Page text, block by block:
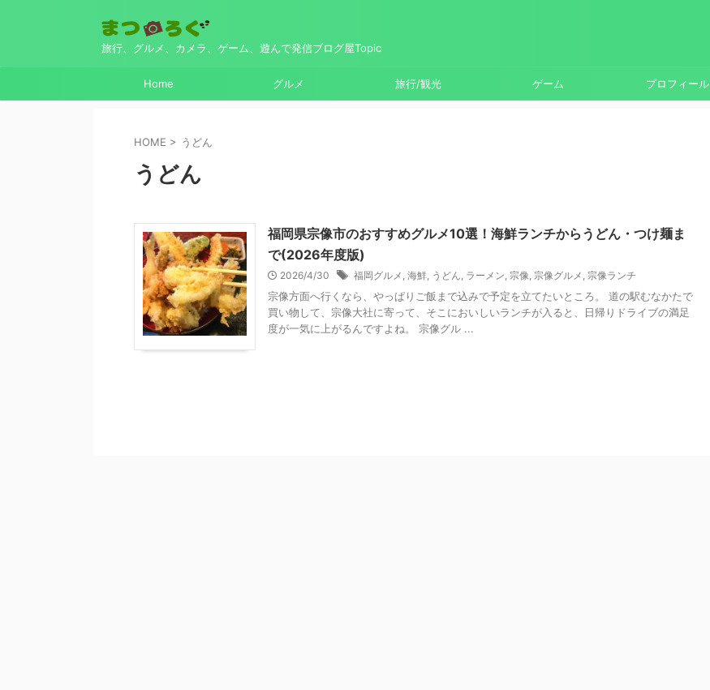
旅行、グルメ、カメラ、ゲーム、遊んで発信ブログ屋Topic
Home グルメ 旅行/観光 ゲーム プロフィール
HOME > うどん
うどん
福岡県宗像市のおすすめグルメ10選！海鮮ランチからうどん・つけ麺ま
で(2026年度版)
2026/4/30 福岡グルメ , 海鮮, うどん, ラーメン, 宗像, 宗像グルメ , 宗像ランチ
宗像方面へ行くなら、やっぱりご飯まで込みで予定を立てたいところ。 道の駅むなかたで
買い物して、宗像大社に寄って、そこにおいしいランチが入ると、日帰りドライブの満足
度が一気に上がるんですよね。 宗像グル ...